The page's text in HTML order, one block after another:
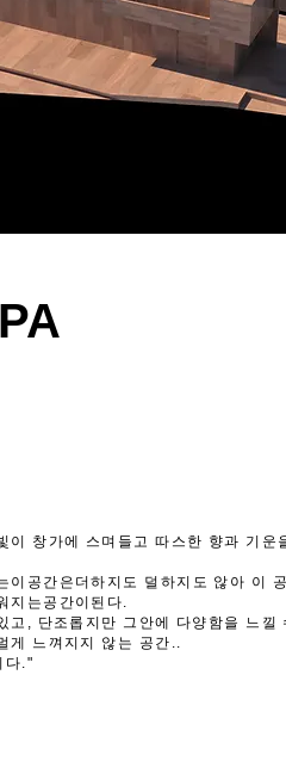
이 창가에 스며들고 따스한 향과 기운
이공간은더하지도 덜하지도 않아 이
지는공간이된다.
고, 단조롭지만 그안에 다양함을 느낄
게 느껴지지 않는 공간..
다."